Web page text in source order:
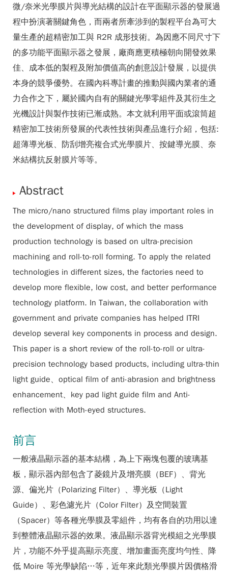
微/奈米光學膜片與導光結構的設計在平面顯示器的發展過
程中扮演著關鍵角色，而兩者所牽涉到的製程平台為可大
量生產的超精密加工與 R2R 成形技術。為因應不同尺寸下
的多功能平面顯示器之發展，廠商應更積極朝向開發效果
佳、成本低的製程及附加價值高的創意設計發展，以提供
本身的競爭優勢。在國內科專計畫的推動與國內業者的通
力合作之下，屬於國內自有的關鍵光學零組件及其衍生之
光機設計與製作技術已漸成熟。本文就利用平面或滾筒超
精密加工技術所發展的代表性技術與產品進行介紹，包括:
超薄導光板、防刮增亮複合式光學膜片、按鍵導光膜、奈
米結構抗反射膜片等等。
Abstract
The micro/nano structured films play important roles in
the development of display, of which the mass
production technology is based on ultra-precision
machining and roll-to-roll forming. To apply the related
technologies in different sizes, the factories need to
develop more flexible, low cost, and better performance
technology platform. In Taiwan, the collaboration with
government and private companies has helped ITRI
develop several key components in process and design.
This paper is a short review of the roll-to-roll or ultra-
precision technology based products, including ultra-thin
light guide、optical film of anti-abrasion and brightness
enhancement、key pad light guide film and Anti-
reflection with Moth-eyed structures.
前言
一般液晶顯示器的基本結構，為上下兩塊包覆的玻璃基
板，顯示器內部包含了菱鏡片及增亮膜（BEF）、背光
源、偏光片（Polarizing Filter）、導光板（Light
Guide）、彩色濾光片（Color Filter）及空間裝置
（Spacer）等各種光學膜及零組件，均有各自的功用以達
到整體液晶顯示器的效果。液晶顯示器背光模組之光學膜
片，功能不外乎提高顯示亮度、增加畫面亮度均勻性、降
低 Moire 等光學缺陷…等，近年來此類光學膜片因價格滑